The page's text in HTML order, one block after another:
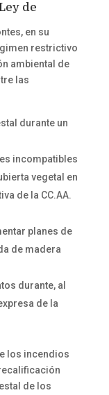
de
en su
restrictivo
ambiental de
las
durante un
incompatibles
vegetal en
de la CC.AA.
planes de
de madera
durante, al
de la
los incendios
de los